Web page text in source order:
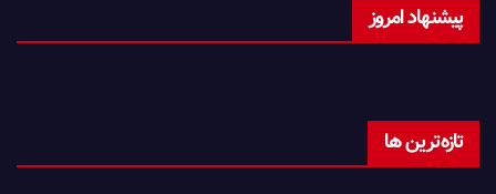
پیشنهاد امروز
تازه‌ترین ها